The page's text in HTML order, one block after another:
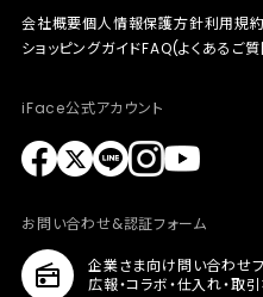
会社概要個人情報保護方針利用規約
ショッピングガイドFAQ(よくあるご
iFace公式アカウント
お問い合わせ&認証フォーム
企業さま向け問い合わせ
広報・コラボ・仕入れ・取